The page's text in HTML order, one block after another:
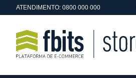
ATENDIMENTO: 0800 000 000